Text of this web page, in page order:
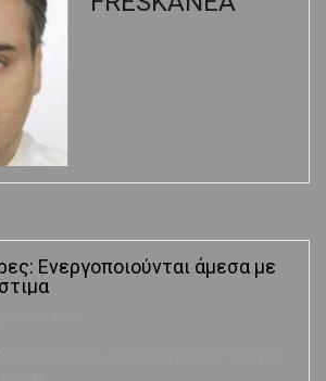
Ενεργοποιούνται άμεσα με